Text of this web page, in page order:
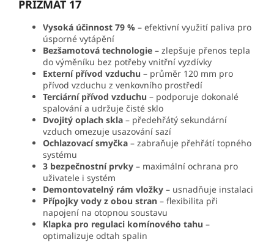
PRIZMAT 17
Vysoká účinnost 79 % – efektivní využití paliva pro
úsporné vytápění
Bezšamotová technologie – zlepšuje přenos tepla
do výměníku bez potřeby vnitřní vyzdívky
Externí přívod vzduchu – průměr 120 mm pro
přívod vzduchu z venkovního prostředí
Terciární přívod vzduchu – podporuje dokonalé
spalování a udržuje čisté sklo
Dvojitý oplach skla – předehřátý sekundární
vzduch omezuje usazování sazí
Ochlazovací smyčka – zabraňuje přehřátí topného
systému
3 bezpečnostní prvky – maximální ochrana pro
uživatele i systém
Demontovatelný rám vložky – usnadňuje instalaci
Přípojky vody z obou stran – flexibilita při
napojení na otopnou soustavu
Klapka pro regulaci komínového tahu –
optimalizuje odtah spalin